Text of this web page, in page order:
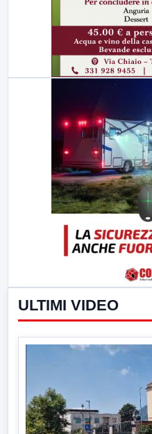
ULTIMI VIDEO